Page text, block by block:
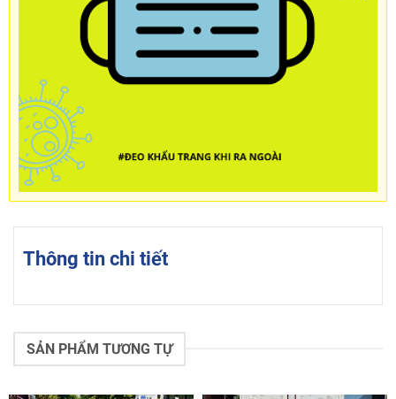
Thông tin chi tiết
SẢN PHẨM TƯƠNG TỰ